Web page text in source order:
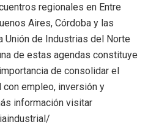
regionales en Entre
Aires, Córdoba y las
Unión de Industrias del Norte
de estas agendas constituye
de consolidar el
empleo, inversión y
información visitar